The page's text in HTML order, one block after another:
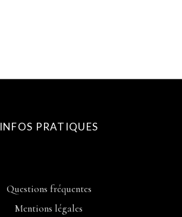
INFOS PRATIQUES
Questions fréquentes
Mentions légales